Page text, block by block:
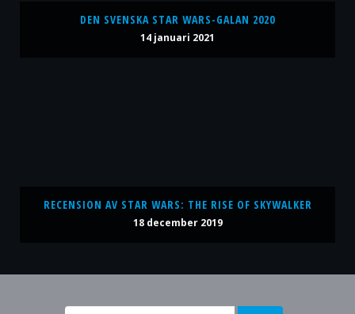
DEN SVENSKA STAR WARS-GALAN 2020
14 januari 2021
RECENSION AV STAR WARS: THE RISE OF SKYWALKER
18 december 2019